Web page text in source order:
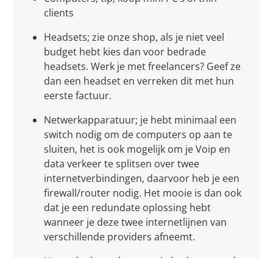
clients
Headsets; zie onze shop, als je niet veel
budget hebt kies dan voor bedrade
headsets. Werk je met freelancers? Geef ze
dan een headset en verreken dit met hun
eerste factuur.
Netwerkapparatuur; je hebt minimaal een
switch nodig om de computers op aan te
sluiten, het is ook mogelijk om je Voip en
data verkeer te splitsen over twee
internetverbindingen, daarvoor heb je een
firewall/router nodig. Het mooie is dan ook
dat je een redundate oplossing hebt
wanneer je deze twee internetlijnen van
verschillende providers afneemt.